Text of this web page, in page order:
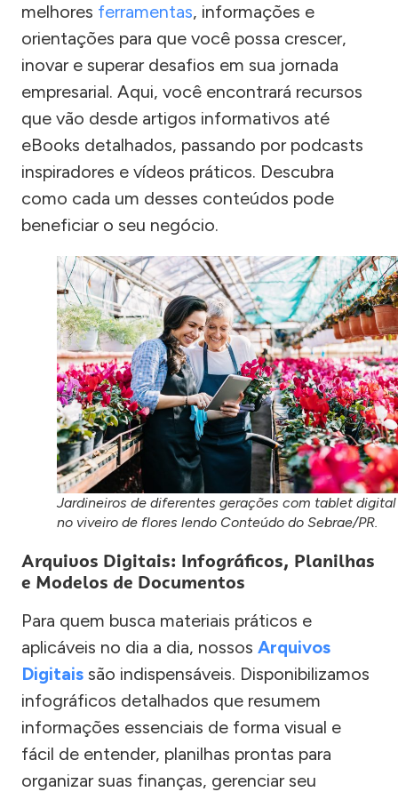
melhores ferramentas, informações e
orientações para que você possa crescer,
inovar e superar desafios em sua jornada
empresarial. Aqui, você encontrará recursos
que vão desde artigos informativos até
eBooks detalhados, passando por podcasts
inspiradores e vídeos práticos. Descubra
como cada um desses conteúdos pode
beneficiar o seu negócio.
Jardineiros de diferentes gerações com tablet digital
no viveiro de flores lendo Conteúdo do Sebrae/PR.
Arquivos Digitais: Infográficos, Planilhas
e Modelos de Documentos
Para quem busca materiais práticos e
aplicáveis no dia a dia, nossos Arquivos
Digitais são indispensáveis. Disponibilizamos
infográficos detalhados que resumem
informações essenciais de forma visual e
fácil de entender, planilhas prontas para
organizar suas finanças, gerenciar seu